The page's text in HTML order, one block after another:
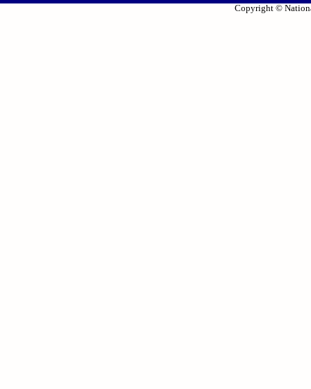
Copyright ©